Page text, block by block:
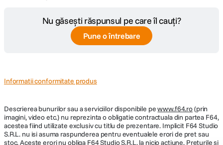
Flux luminos
DIMENSIUNI
Inaltime
Nu găsești răspunsul pe care îl cauți?
Pune o întrebare
Informatii conformitate produs
Descrierea bunurilor sau a serviciilor disponibile pewww.f64.ro(prin
imagini, video etc.) nu reprezinta o obligatie contractuala din partea F64,
acestea fiind utilizate exclusiv cu titlu de prezentare. Implicit F64 Studio
S.R.L. nu isi asuma raspunderea pentru eventualele erori de pret sau
stoc. Aceste erori nu obliga F64 Studio S.R.L. la nicio actiune. Preturile si